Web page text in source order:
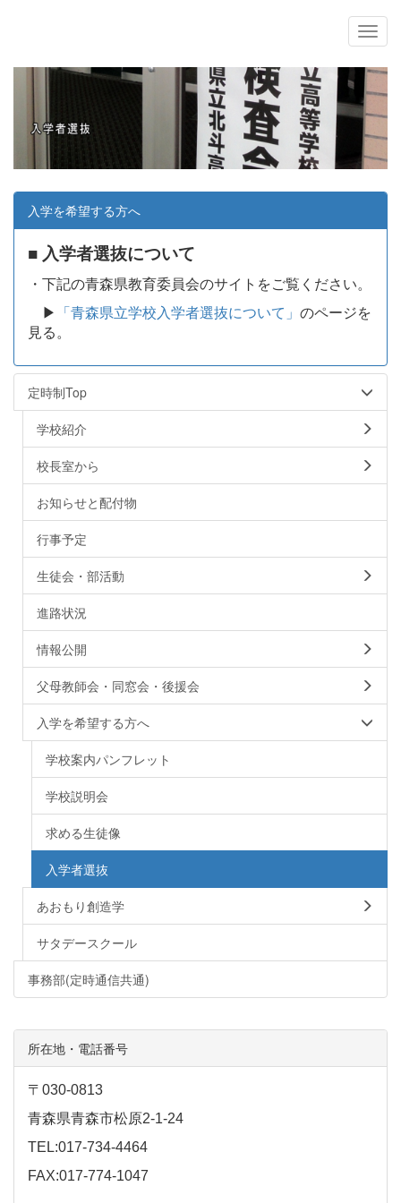
入学を希望する方へ
■ 入学者選抜について
・下記の青森県教育委員会のサイトをご覧ください。
▶
「青森県立学校入学者選抜について」 のページを
見る。
定時制Top
学校紹介
校長室から
お知らせと配付物
行事予定
生徒会・部活動
進路状況
情報公開
父母教師会・同窓会・後援会
入学を希望する方へ
学校案内パンフレット
学校説明会
求める生徒像
入学者選抜
あおもり創造学
サタデースクール
事務部(定時通信共通)
所在地・電話番号
〒030-0813
青森県青森市松原2-1-24
TEL:017-734-4464
FAX:017-774-1047